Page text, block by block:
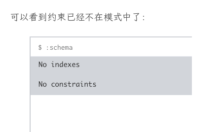
可以看到约束已经不在模式中了：